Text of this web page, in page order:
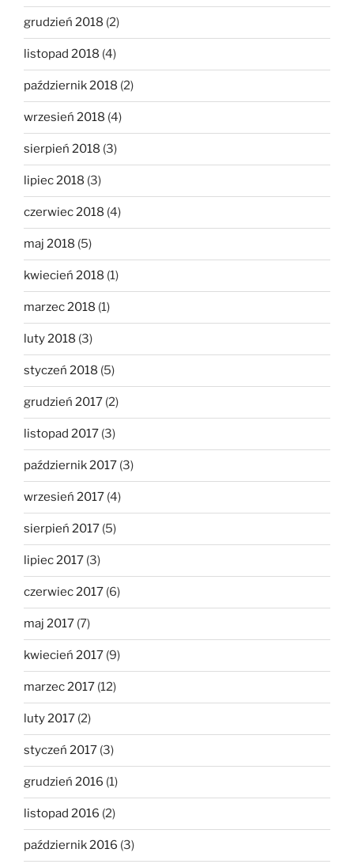
grudzień 2018 (2)
listopad 2018 (4)
październik 2018 (2)
wrzesień 2018 (4)
sierpień 2018 (3)
lipiec 2018 (3)
czerwiec 2018 (4)
maj 2018 (5)
kwiecień 2018 (1)
marzec 2018 (1)
luty 2018 (3)
styczeń 2018 (5)
grudzień 2017 (2)
listopad 2017 (3)
październik 2017 (3)
wrzesień 2017 (4)
sierpień 2017 (5)
lipiec 2017 (3)
czerwiec 2017 (6)
maj 2017 (7)
kwiecień 2017 (9)
marzec 2017 (12)
luty 2017 (2)
styczeń 2017 (3)
grudzień 2016 (1)
listopad 2016 (2)
październik 2016 (3)